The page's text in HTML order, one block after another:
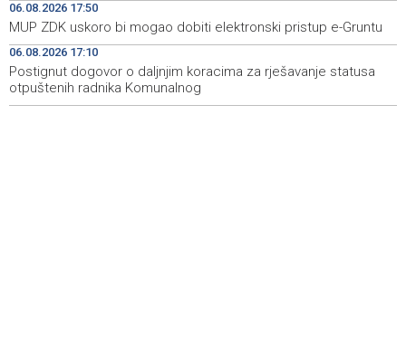
19:32
Velika nagrada Britanije ostaje u MotoGP kalendaru do
2028. godine
19:29
Španska krajnja ljevica i desnica ujedinjene protiv
Maroka kao suorganizatora SP 2030.
06.08.2026 17:50
MUP ZDK uskoro bi mogao dobiti elektronski pristup e-Gruntu
06.08.2026 17:10
Postignut dogovor o daljnjim koracima za rješavanje statusa
otpuštenih radnika Komunalnog